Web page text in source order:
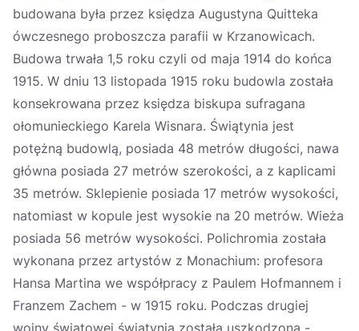
budowana była przez księdza Augustyna Quitteka
ówczesnego proboszcza parafii w Krzanowicach.
Budowa trwała 1,5 roku czyli od maja 1914 do końca
1915. W dniu 13 listopada 1915 roku budowla została
konsekrowana przez księdza biskupa sufragana
ołomunieckiego Karela Wisnara. Świątynia jest
potężną budowlą, posiada 48 metrów długości, nawa
główna posiada 27 metrów szerokości, a z kaplicami
35 metrów. Sklepienie posiada 17 metrów wysokości,
natomiast w kopule jest wysokie na 20 metrów. Wieża
posiada 56 metrów wysokości. Polichromia została
wykonana przez artystów z Monachium: profesora
Hansa Martina we współpracy z Paulem Hofmannem i
Franzem Zachem - w 1915 roku. Podczas drugiej
wojny światowej świątynia została uszkodzona -